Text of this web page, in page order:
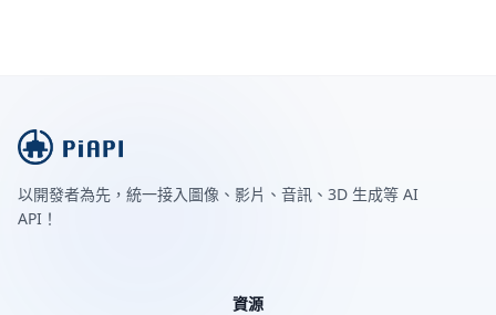
以開發者為先，統一接入圖像、影片、音訊、3D 生成等 AI
API！
資源